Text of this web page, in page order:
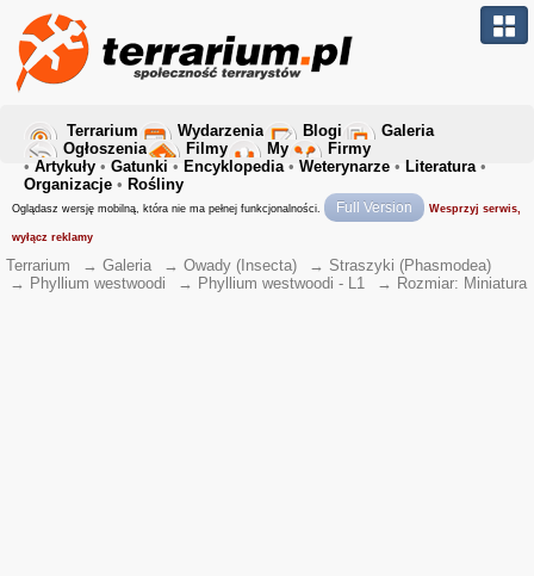
Terrarium Wydarzenia Blogi
Galeria
Ogłoszenia
Filmy My
Firmy
• Artykuły • Gatunki • Encyklopedia• Weterynarze • Literatura•
Organizacje • Rośliny
Oglądasz wersję mobilną, która nie ma pełnej funkcjonalności. Full Version Wesprzyj serwis,
wyłącz reklamy
Terrarium → Galeria → Owady (Insecta) → Straszyki (Phasmodea)
→ Phyllium westwoodi → Phyllium westwoodi - L1 → Rozmiar: Miniatura